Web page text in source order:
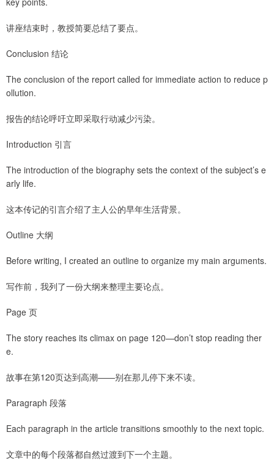
讲座结束时，教授简要总结了要点。
Conclusion 结论
The conclusion of the report called for immediate action to reduce p
ollution.
报告的结论呼吁立即采取行动减少污染。
Introduction 引言
The introduction of the biography sets the context of the subject’s e
arly life.
这本传记的引言介绍了主人公的早年生活背景。
Outline 大纲
Before writing, I created an outline to organize my main arguments.
写作前，我列了一份大纲来整理主要论点。
Page 页
The story reaches its climax on page 120—don’t stop reading ther
e.
故事在第120页达到高潮——别在那儿停下来不读。
Paragraph 段落
Each paragraph in the article transitions smoothly to the next topic.
文章中的每个段落都自然过渡到下一个主题。